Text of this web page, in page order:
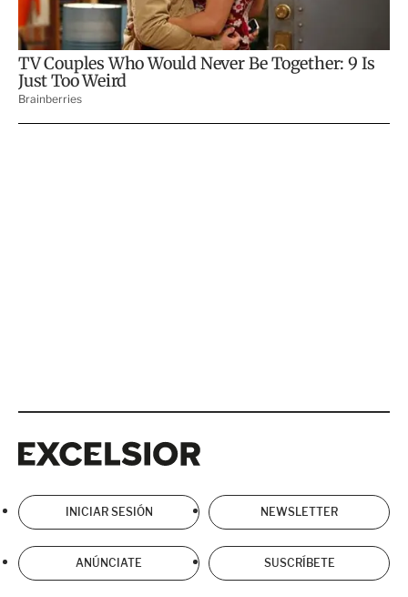
INICIAR SESIÓN NEWSLETTER
ANÚNCIATE SUSCRÍBETE